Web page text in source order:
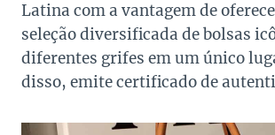
Latina com a vantagem de
seleção diversificada de bolsas
diferentes grifes em um único
disso, emite certificado de